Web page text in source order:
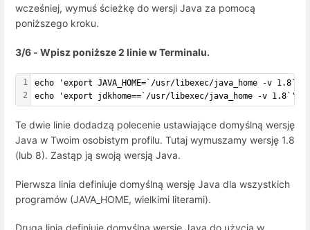
wcześniej, wymuś ścieżkę do wersji Java za pomocą
poniższego kroku.
3/6 - Wpisz poniższe 2 linie w Terminalu.
1
2
echo 'export JAVA_HOME=`/usr/libexec/java_home -v 1.8`'
echo 'export jdkhome==`/usr/libexec/java_home -v 1.8`'
Te dwie linie dodadzą polecenie ustawiające domyślną wersję
Java w Twoim osobistym profilu. Tutaj wymuszamy wersję 1.8
(lub 8). Zastąp ją swoją wersją Java.
Pierwsza linia definiuje domyślną wersję Java dla wszystkich
programów (JAVA_HOME, wielkimi literami).
Druga linia definiuje domyślną wersję Java do użycia w